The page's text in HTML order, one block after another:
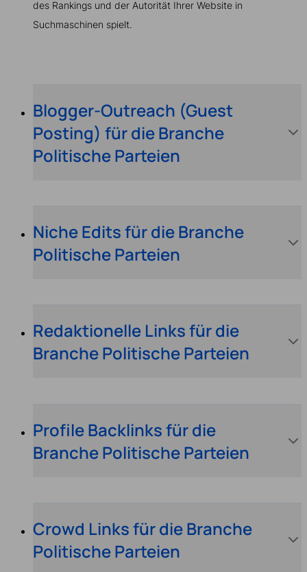
des Rankings und der Autorität Ihrer Website in
Suchmaschinen spielt.
Blogger-Outreach (Guest
Posting) für die Branche
Politische Parteien
Niche Edits für die Branche
Politische Parteien
Redaktionelle Links für die
Branche Politische Parteien
Profile Backlinks für die
Branche Politische Parteien
Crowd Links für die Branche
Politische Parteien